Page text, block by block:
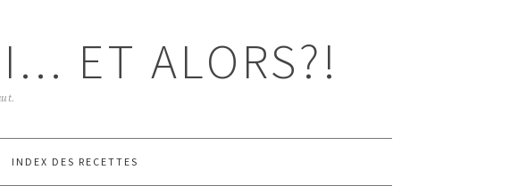
ET ALORS?!
INDEX DES RECETTES